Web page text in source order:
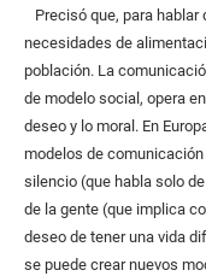
Precisó que, para hablar
necesidades de
población. La
de modelo social, opera
deseo y lo moral. En
modelos de comunicación
silencio (que habla solo
de la gente (que implica
deseo de tener una vida
se puede crear nuevos